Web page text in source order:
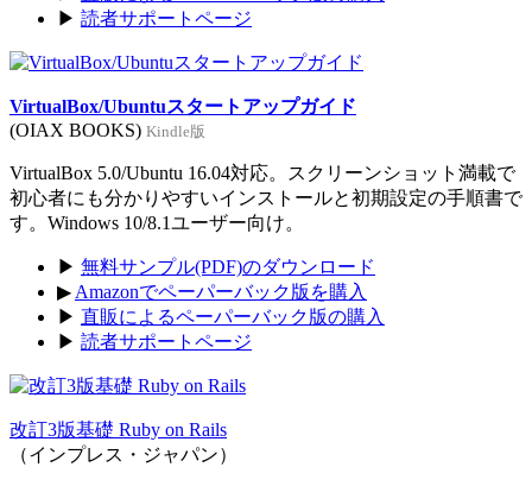
▶ 読者サポートページ
VirtualBox/Ubuntuスタートアップガイド
(OIAX BOOKS) Kindle版
VirtualBox 5.0/Ubuntu 16.04対応。スクリーンショット満載で
初心者にも分かりやすいインストールと初期設定の手順書で
す。Windows 10/8.1ユーザー向け。
▶ 無料サンプル(PDF)のダウンロード
▶ Amazonでペーパーバック版を購入
▶ 直販によるペーパーバック版の購入
▶ 読者サポートページ
改訂3版基礎 Ruby on Rails
（インプレス・ジャパン）